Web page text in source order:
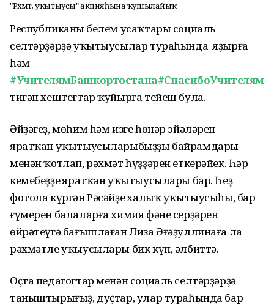
"Рәхмәт, уҡытыусы" акцияһына ҡушылайыҡ
Республиканың белем усаҡтары социаль
селтәрҙәрҙә уҡытыусылар тураһында яҙырға
һәм
#УчителямБашкортостана#СпасибоУчителям
тигән хештегтар ҡуйырға тейеш була.
Әйҙәгеҙ, мөһим һәм изге һөнәр эйәләрен -
яратҡан уҡытыусыларыбыҙҙы байрамдары
менән ҡотлап, рәхмәт һүҙҙәрен еткерәйек. Һәр
кемебеҙҙең яратҡан уҡытыусылары бар. Һеҙ
фотола күргән Рәсәйҙең халыҡ уҡытыусыһы, бар
ғүмерен балаларға химия фәне серҙәрен
өйрәтеүгә бағышлаған Лиза Әғәҙуллинаға ла
рәхмәтле уҡыусылары бик күп, әлбиттә.
Оҫта педагогтар менән социаль селтәрҙәрҙә
таныштырығыҙ, дуҫтар, улар тураһында бар